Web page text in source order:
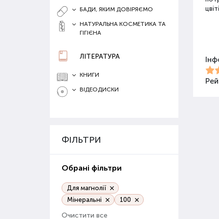
БАДИ, ЯКИМ ДОВІРЯЄМО
НАТУРАЛЬНА КОСМЕТИКА ТА
ГІГІЄНА
ЛІТЕРАТУРА
КНИГИ
ВІДЕОДИСКИ
ФІЛЬТРИ
Обрані фільтри
Для магнолії
Мінеральні
100
Очистити все
Для